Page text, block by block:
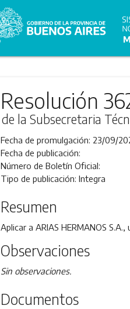
Resolución
de la Subsecretaria
Fecha de promulgación: 23/09/
Fecha de publicación:
Número de Boletín Oficial:
Tipo de publicación: Integra
Resumen
Aplicar a ARIAS HERMANOS
Observaciones
Sin observaciones.
Documentos